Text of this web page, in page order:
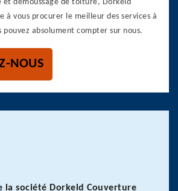
demoussage de toiture, Dorkeld
à vous procurer le meilleur des services à
pouvez absolument compter sur nous.
NOUS
la société Dorkeld Couverture